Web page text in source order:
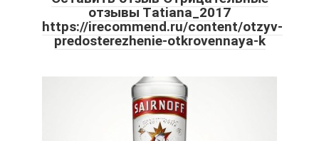
отзывы Тatiana_2017
https://irecommend.ru/content/otzyv-
predosterezhenie-otkrovennaya-k